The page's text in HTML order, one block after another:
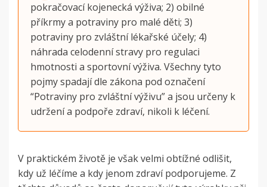
pokračovací kojenecká výživa; 2) obilné
příkrmy a potraviny pro malé děti; 3)
potraviny pro zvláštní lékařské účely; 4)
náhrada celodenní stravy pro regulaci
hmotnosti a sportovní výživa. Všechny tyto
pojmy spadají dle zákona pod označení
“Potraviny pro zvláštní výživu” a jsou určeny k
udržení a podpoře zdraví, nikoli k léčení.
V praktickém životě je všakvelmi obtížné odlišit,
kdy už léčíme a kdy jenom zdraví podporujeme. Z